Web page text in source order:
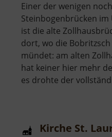
Einer der wenigen
Steinbogenbrücken
ist die alte
dort, wo die
mündet: am alten
hat keiner hier mehr
es drohte der
Kirche St.